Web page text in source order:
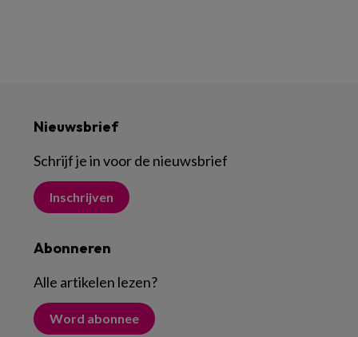
Nieuwsbrief
Schrijf je in voor de nieuwsbrief
Inschrijven
Abonneren
Alle artikelen lezen?
Word abonnee